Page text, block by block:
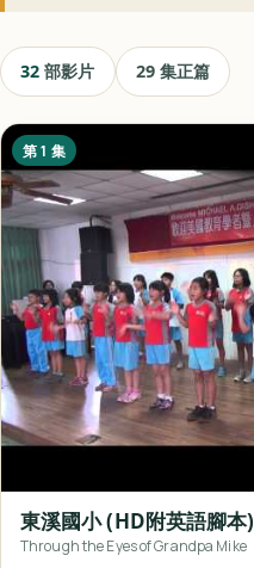
32 部影片 29 集正篇
第 1 集
東溪國小 (HD附英語腳本)
Through the Eyes of Grandpa Mike